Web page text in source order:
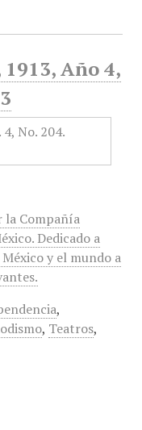
Año 4,
la Compañía
Dedicado a
y el mundo a
,
, Teatros,